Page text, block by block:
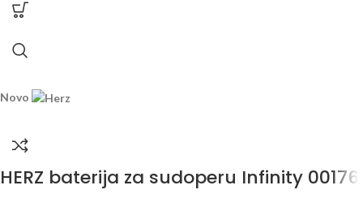
Novo
HERZ baterija za sudoperu Infinity 00176